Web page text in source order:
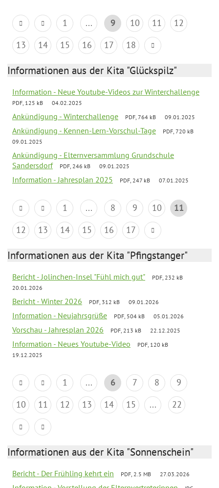
1 ... 9 10 11
12
13
14 15 16 17 18
Informationen aus der Kita "Glückspilz"
Information - Neue Youtube-Videos zur Winterchallenge
PDF, 125 kB 04.02.2025
Ankündigung - Winterchallenge PDF, 764 kB 09.01.2025
Ankündigung - Kennen-Lern-Vorschul-Tage
PDF, 720 kB
09.01.2025
Ankündigung - Elternversammlung Grundschule
Sandersdorf
PDF, 246 kB 09.01.2025
Information - Jahresplan 2025 PDF, 247 kB 07.01.2025
1 ... 8 9 10
11
12
13 14 15 16 17
Informationen aus der Kita "Pfingstanger"
Bericht - Jolinchen-Insel "Fühl mich gut"
PDF, 232 kB
20.01.2026
Bericht - Winter 2026 PDF, 312 kB 09.01.2026
Information - Neujahrsgrüße PDF, 504 kB 05.01.2026
Vorschau - Jahresplan 2026 PDF, 213 kB 22.12.2025
Information - Neues Youtube-Video
PDF, 120 kB
19.12.2025
1 ... 6 7 8
9
10
11 12 13 14 15 ... 22
Informationen aus der Kita "Sonnenschein"
Bericht - Der Frühling kehrt ein PDF, 2.5 MB 27.03.2026